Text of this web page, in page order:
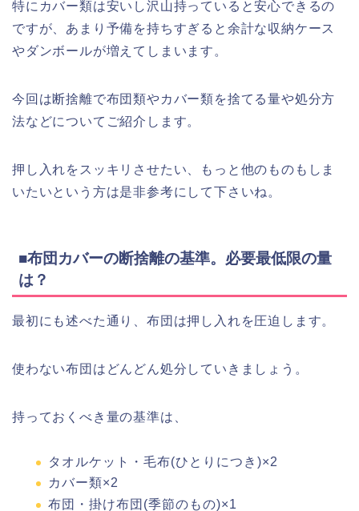
特にカバー類は安いし沢山持っていると安心できるの
ですが、あまり予備を持ちすぎると余計な収納ケース
やダンボールが増えてしまいます。
今回は断捨離で布団類やカバー類を捨てる量や処分方
法などについてご紹介します。
押し入れをスッキリさせたい、もっと他のものもしま
いたいという方は是非参考にして下さいね。
■布団カバーの断捨離の基準。必要最低限の量
は？
最初にも述べた通り、布団は押し入れを圧迫します。
使わない布団はどんどん処分していきましょう。
持っておくべき量の基準は、
タオルケット・毛布(ひとりにつき)×2
カバー類×2
布団・掛け布団(季節のもの)×1